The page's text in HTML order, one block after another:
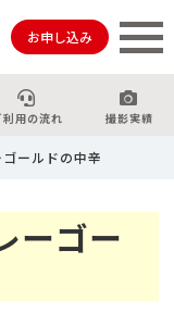
お申し込み
利用の流れ 撮影実績
ールドの中辛
ーゴー